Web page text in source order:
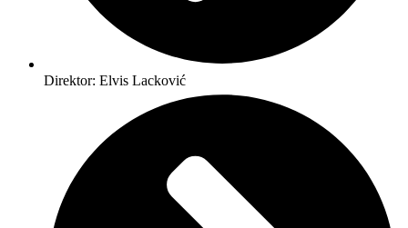
Direktor: Elvis Lacković